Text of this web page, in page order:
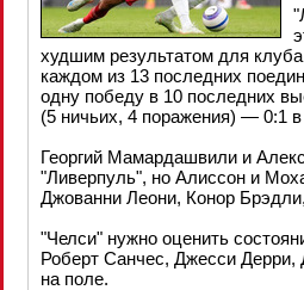
худшим результатом для
каждом из 13 последних
одну победу в 10 последних
(5 ничьих, 4 поражения) — 0:1
Георгий Мамардашвили и
"Ливерпуль", но Алиссон и
Джованни Леони, Конор
"Челси" нужно оценить
Роберт Санчес, Джесси Дерри,
на поле.